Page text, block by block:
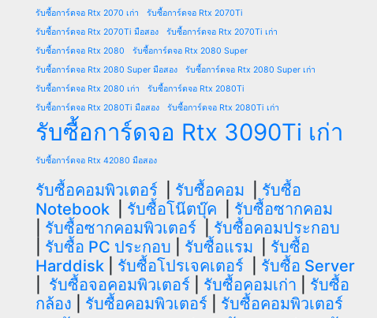
รับซื้อการ์ดจอ Rtx 2070 เก่า
รับซื้อการ์ดจอ Rtx 2070Ti
รับซื้อการ์ดจอ Rtx 2070Ti มือสอง
รับซื้อการ์ดจอ Rtx 2070Ti เก่า
รับซื้อการ์ดจอ Rtx 2080
รับซื้อการ์ดจอ Rtx 2080 Super
รับซื้อการ์ดจอ Rtx 2080 Super มือสอง
รับซื้อการ์ดจอ Rtx 2080 Super เก่า
รับซื้อการ์ดจอ Rtx 2080 เก่า
รับซื้อการ์ดจอ Rtx 2080Ti
รับซื้อการ์ดจอ Rtx 2080Ti มือสอง
รับซื้อการ์ดจอ Rtx 2080Ti เก่า
รับซื้อการ์ดจอ Rtx 3090Ti เก่า
รับซื้อการ์ดจอ Rtx 42080 มือสอง
รับซื้อคอมพิวเตอร์ รับซื้อคอม
รับซื้อ
Notebook
รับซื้อโน๊ตบุ๊ค
รับซื้อซากคอม
รับซื้อซากคอมพิวเตอร์
รับซื้อคอมประกอบ
รับซื้อ PC ประกอบ รับซื้อแรม
รับซื้อ
Harddisk
รับซื้อโปรเจคเตอร์
รับซื้อ Server
รับซื้อจอคอมพิวเตอร์ รับซื้อคอมเก่า
รับซื้อ
กล้อง
รับซื้อคอมพิวเตอร์ รับซื้อคอมพิวเตอร์